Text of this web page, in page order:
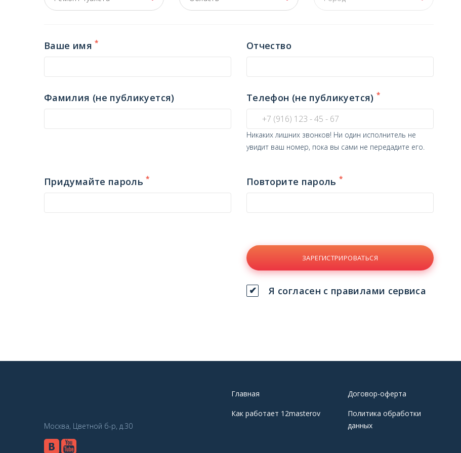
Ваше имя* Отчество
Фамилия (не публикуется) Телефон (не публикуется) *
Никаких лишних звонков! Ни один исполнитель не
увидит ваш номер, пока вы сами не передадите его.
Придумайте пароль* Повторите пароль*
ЗАРЕГИСТРИРОВАТЬСЯ
Я согласен с правилами сервиса
Москва, Цветной б-р, д.30
Главная Договор-оферта
Как работает 12masterov
Политика обработки
данных